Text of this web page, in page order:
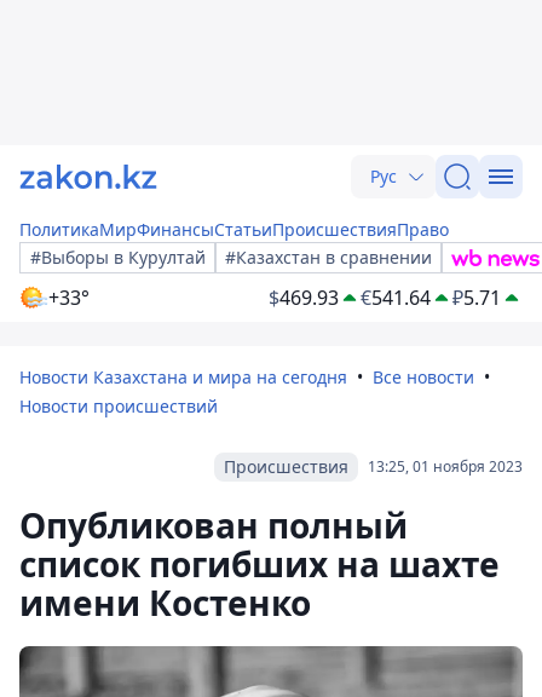
Рус
ПолитикаМирФинансыСтатьиПроисшествияПраво
#Выборы в Курултай
#Казахстан в сравнении
+33° $469.93 €541.64 ₽5.71
Новости Казахстана и мира на сегодня
Все новости
Новости происшествий
13:25, 01 ноября 2023
Происшествия
Опубликован полный
список погибших на шахте
имени Костенко